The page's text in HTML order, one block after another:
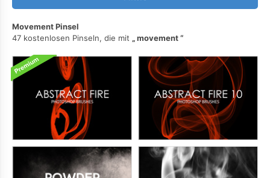
Movement Pinsel
47 kostenlosen Pinseln, die mit
movement